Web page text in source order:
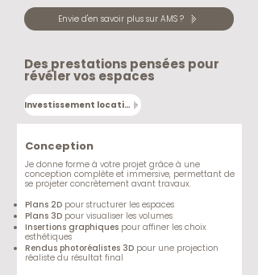
Envie d'en savoir plus sur AMS ?
Des prestations pensées pour
révéler vos espaces
Investissement locatifs
Conception
Je donne forme à votre projet grâce à une
conception complète et immersive, permettant de
se projeter concrètement avant travaux.
Plans 2Dpour structurer les espaces
Plans 3Dpour visualiser les volumes
Insertions graphiquespour affiner les choix
esthétiques
Rendus photoréalistes 3Dpour une projection
réaliste du résultat final